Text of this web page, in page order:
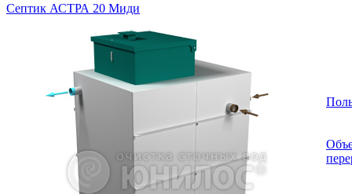
Септик АСТРА 20 Миди